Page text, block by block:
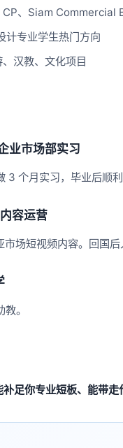
CP、Siam Commercial
计专业学生热门方向
汉教、文化项目
业市场部实习
3 个月实习，毕业后顺利
容运营
场短视频内容。回国后
。
补足你专业短板、能带走